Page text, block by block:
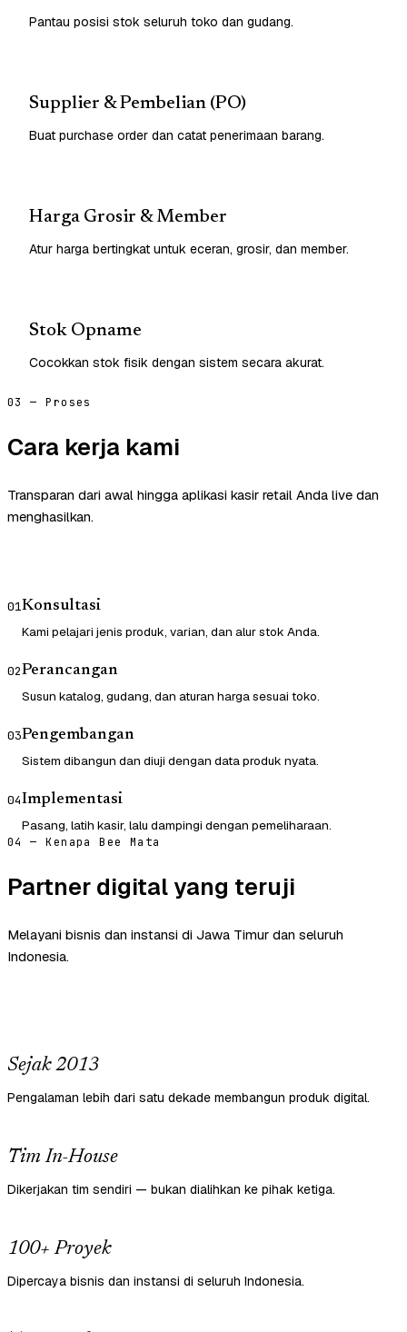
Pantau posisi stok seluruh toko dan gudang.
Supplier & Pembelian (PO)
Buat purchase order dan catat penerimaan barang.
Harga Grosir & Member
Atur harga bertingkat untuk eceran, grosir, dan member.
Stok Opname
Cocokkan stok fisik dengan sistem secara akurat.
03 — Proses
Cara kerja kami
Transparan dari awal hingga aplikasi kasir retail Anda live dan
menghasilkan.
01Konsultasi
Kami pelajari jenis produk, varian, dan alur stok Anda.
02Perancangan
Susun katalog, gudang, dan aturan harga sesuai toko.
03Pengembangan
Sistem dibangun dan diuji dengan data produk nyata.
04Implementasi
Pasang, latih kasir, lalu dampingi dengan pemeliharaan.
04 — Kenapa Bee Mata
Partner digital yang teruji
Melayani bisnis dan instansi di Jawa Timur dan seluruh
Indonesia.
Sejak 2013
Pengalaman lebih dari satu dekade membangun produk digital.
Tim In-House
Dikerjakan tim sendiri — bukan dialihkan ke pihak ketiga.
100+ Proyek
Dipercaya bisnis dan instansi di seluruh Indonesia.